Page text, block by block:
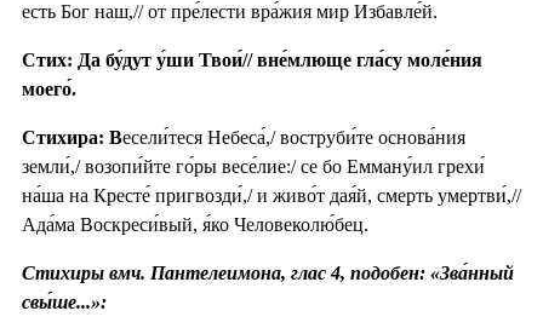
есть Бог наш,// от пре́лести вра́жия мир Избавле́й.
Стих: Да бу́дут у́ши Твои́// вне́млюще гла́су моле́ния
моего́.
Стихира: Весели́теся Небеса́,/ воструби́те основа́ния
земли́,/ возопи́йте го́ры весе́лие:/ се бо Емману́ил грехи́
на́ша на Кресте́ пригвозди́,/ и живо́т дая́й, смерть умертви́,//
Ада́ма Воскреси́вый, я́ко Человеколю́бец.
Стихиры вмч. Пантелеимона, глас 4, подобен: «Зва́нный
свы́ше...»: